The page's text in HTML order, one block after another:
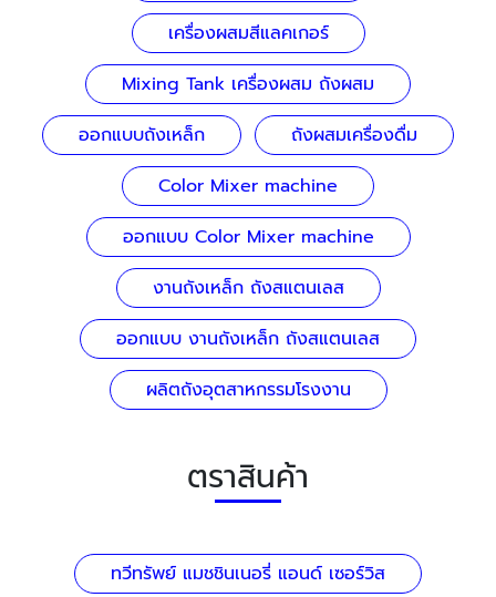
เครื่องผสมสีแลคเกอร์
Mixing Tank เครื่องผสม ถังผสม
ออกแบบถังเหล็ก
ถังผสมเครื่องดื่ม
Color Mixer machine
ออกแบบ Color Mixer machine
งานถังเหล็ก ถังสแตนเลส
ออกแบบ งานถังเหล็ก ถังสแตนเลส
ผลิตถังอุตสาหกรรมโรงงาน
ตราสินค้า
ทวีทรัพย์ แมชชินเนอรี่ แอนด์ เซอร์วิส